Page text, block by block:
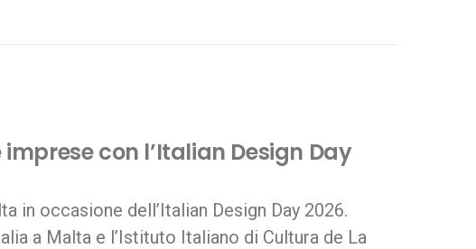
con l’Italian Design Day
in occasione dell’Italian Design Day 2026.
a Malta e l’Istituto Italiano di Cultura de La